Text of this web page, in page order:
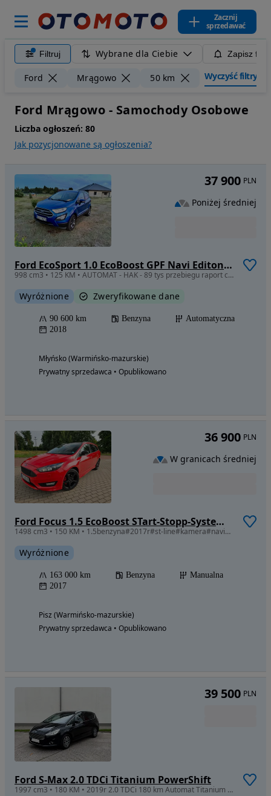
Zacznij
sprzedawać
Filtruj Wybrane dla Ciebie Zapisz
Ford Mrągowo 50 km Wyczyść filtry
Ford Mrągowo - Samochody Osobowe
Liczba ogłoszeń: 80
Jak pozycjonowane są ogłoszenia?
Ford EcoSport 1.0 EcoBoost GPF Navi Editon ASS
998 cm3 • 125 KM • AUTOMAT - HAK - 89 tys przebiegu raport carvertical
Wyróżnione Zweryfikowane dane
90 600 km Benzyna
Automatyczna
2018
Młyńsko (Warmińsko-mazurskie)
Prywatny sprzedawca • Opublikowano
37 900 PLN
Poniżej średniej
Ford Focus 1.5 EcoBoost STart-Stopp-System ST-LINE
1498 cm3 • 150 KM • 1.5benzyna#2017r#st-line#kamera#navi#piekny#
Wyróżnione
163 000 km Benzyna
Manualna
2017
Pisz (Warmińsko-mazurskie)
Prywatny sprzedawca • Opublikowano
36 900 PLN
W granicach średniej
Ford S-Max 2.0 TDCi Titanium PowerShift
1997 cm3 • 180 KM • 2019r 2.0 TDCi 180 km Automat Titanium Max Opcja Stan Wzorowy
39 500 PLN